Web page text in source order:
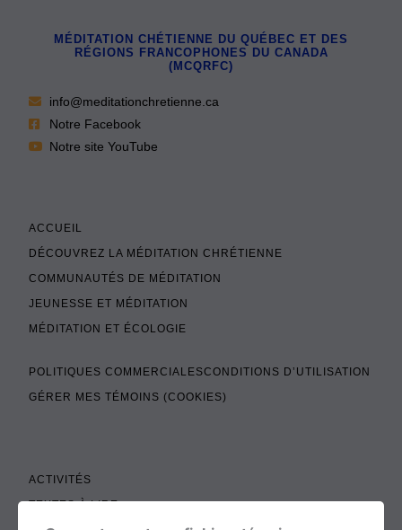
MÉDITATION CHÉTIENNE DU QUÉBEC ET DES
RÉGIONS FRANCOPHONES DU CANADA
(MCQRFC)
info@meditationchretienne.ca
Notre Facebook
Notre site YouTube
ACCUEIL
DÉCOUVREZ LA MÉDITATION CHRÉTIENNE
COMMUNAUTÉS DE MÉDITATION
JEUNESSE ET MÉDITATION
MÉDITATION ET ÉCOLOGIE
POLITIQUES COMMERCIALESCONDITIONS D’UTILISATION
GÉRER MES TÉMOINS (COOKIES)
ACTIVITÉS
TEXTES À LIRE